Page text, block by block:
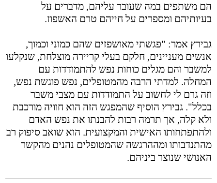
הם משתפים במה שעובר עליהם, מדברים על
בעיותיהם ומספרים על חייהם טרם האשפוז.
גבירץ אמר: "פגשתי מאושפזים שהם כמוני וכמוך,
אנשים מעניינים, חלקם בעלי קריירה מוצלחת, שנקלעו
למשבר והם מגלים כוחות נפש להתמודדות עם
המחלה. למדתי הרבה מהמטופלים, נפש פוגשת נפש,
וזה גרם לי לחשוב על התמודדות עם מצבי משבר
בכלל". גבירץ הוסיף שהמפגש הזה הוא חוויה מורכבת
ולא קלה, אך תרמה רבות להבנתו את נפש האדם
ולהתפתחותו האישית והמקצועית. הוא שואב סיפוק רב
מהתנדבותו ומההרגשה שהמטופלים נהנים מהקשר
האנושי שנוצר ביניהם.